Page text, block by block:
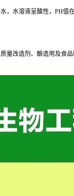
水溶液呈酸性，PH值
量改造剂、酿造用及食品